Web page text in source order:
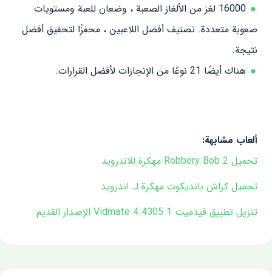
16000 لغز من الألغاز الصعبة ، وضعان للعبة ومستويات
صعوبة متعددة. تصنيف أفضل اللاعبين ، محفزًا لتحقيق أفضل
نتيجة.
هناك أيضًا 21 نوعًا من الإنجازات لأفضل القرارات.
ألعاب مشابهة:
تحميل Robbery Bob 2 مهكرة للاندرويد
تحميل كراش بانديكوت‏ مهكرة لـ اندرويد
تنزيل تطبيق فيدميت Vidmate 4.4305.1 الإصدار القديم